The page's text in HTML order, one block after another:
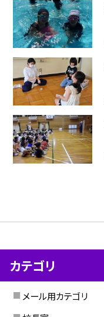
カテゴリ
メール用カテゴリ